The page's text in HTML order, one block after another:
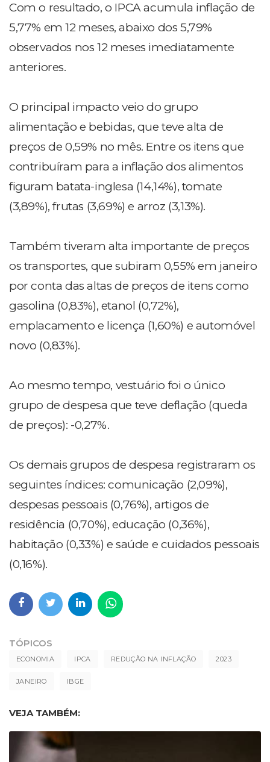
Com o resultado, o IPCA acumula inflação de
5,77% em 12 meses, abaixo dos 5,79%
observados nos 12 meses imediatamente
anteriores.
O principal impacto veio do grupo
alimentação e bebidas, que teve alta de
preços de 0,59% no mês. Entre os itens que
contribuíram para a inflação dos alimentos
figuram batata-inglesa (14,14%), tomate
(3,89%), frutas (3,69%) e arroz (3,13%).
Também tiveram alta importante de preços
os transportes, que subiram 0,55% em janeiro
por conta das altas de preços de itens como
gasolina (0,83%), etanol (0,72%),
emplacamento e licença (1,60%) e automóvel
novo (0,83%).
Ao mesmo tempo, vestuário foi o único
grupo de despesa que teve deflação (queda
de preços): -0,27%.
Os demais grupos de despesa registraram os
seguintes índices: comunicação (2,09%),
despesas pessoais (0,76%), artigos de
residência (0,70%), educação (0,36%),
habitação (0,33%) e saúde e cuidados pessoais
(0,16%).
TÓPICOS
ECONOMIA IPCA REDUÇÃO NA INFLAÇÃO 2023
JANEIRO IBGE
VEJA TAMBÉM: